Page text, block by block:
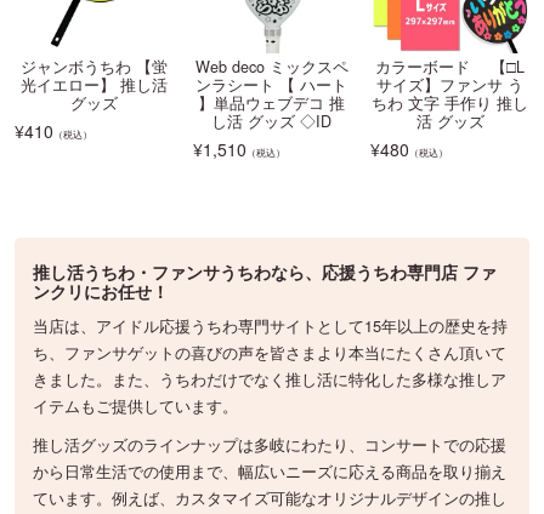
ジャンボうちわ 【蛍
光イエロー】 推し活
グッズ
¥410 （税込）
Web deco ミックスペ
ンラシート 【 ハート
】単品ウェブデコ 推
し活 グッズ ◇ID
¥1,510 （税込）
カラーボード 【□L
サイズ】ファンサ う
ちわ 文字 手作り 推し
活 グッズ
¥480 （税込）
推し活うちわ・ファンサうちわなら、応援うちわ専門店 ファ
ンクリにお任せ！
当店は、アイドル応援うちわ専門サイトとして15年以上の歴史を持
ち、ファンサゲットの喜びの声を皆さまより本当にたくさん頂いて
きました。また、うちわだけでなく推し活に特化した多様な推しア
イテムもご提供しています。
推し活グッズのラインナップは多岐にわたり、コンサートでの応援
から日常生活での使用まで、幅広いニーズに応える商品を取り揃え
ています。例えば、カスタマイズ可能なオリジナルデザインの推し